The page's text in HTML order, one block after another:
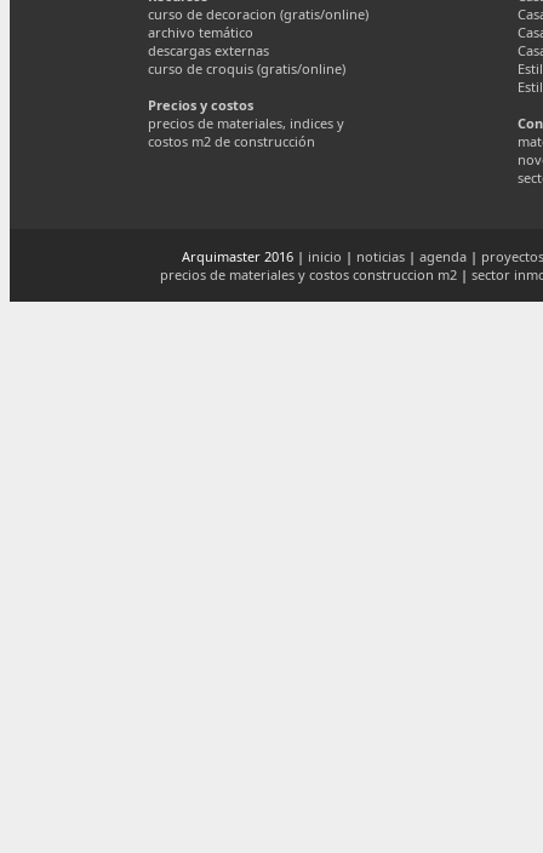
curso de decoracion (gratis/online)
archivo temático
descargas externas
curso de croquis (gratis/online)
Precios y costos
precios de materiales, indices y
costos m2 de construcción
Arquimaster 2016 | inicio | noticias| agenda|
precios de materiales y costos construccion m2 | sector